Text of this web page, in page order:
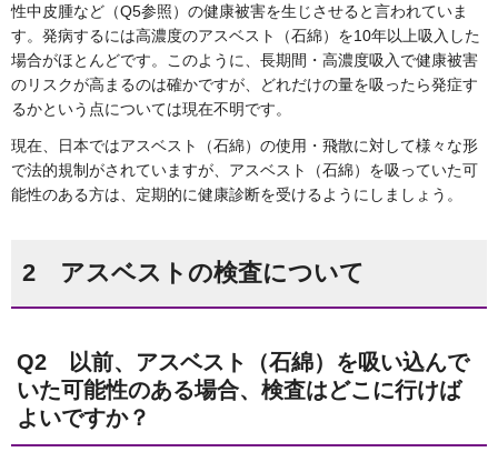
性中皮腫など（Q5参照）の健康被害を生じさせると言われていま
す。発病するには高濃度のアスベスト（石綿）を10年以上吸入した
場合がほとんどです。このように、長期間・高濃度吸入で健康被害
のリスクが高まるのは確かですが、どれだけの量を吸ったら発症す
るかという点については現在不明です。
現在、日本ではアスベスト（石綿）の使用・飛散に対して様々な形
で法的規制がされていますが、アスベスト（石綿）を吸っていた可
能性のある方は、定期的に健康診断を受けるようにしましょう。
2 アスベストの検査について
Q2 以前、アスベスト（石綿）を吸い込んで
いた可能性のある場合、検査はどこに行けば
よいですか？